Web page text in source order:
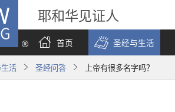
耶和华见证人
首页 圣经与生活
活 圣经问答 上帝有很多名字吗？